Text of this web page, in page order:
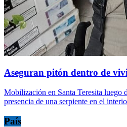
Aseguran pitón dentro de
Mobilización en Santa Teresita luego
presencia de una serpiente en el
País